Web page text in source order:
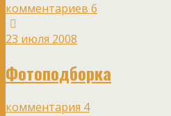
комментариев 6
23 июля 2008
Фотоподборка
комментария 4